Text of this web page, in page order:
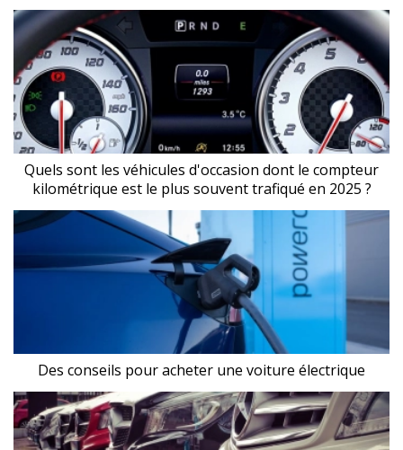
Quels sont les véhicules d'occasion dont le compteur
kilométrique est le plus souvent trafiqué en 2025 ?
Des conseils pour acheter une voiture électrique